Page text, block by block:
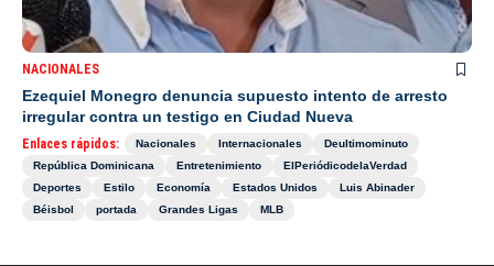
NACIONALES
Ezequiel Monegro denuncia supuesto intento de arresto
irregular contra un testigo en Ciudad Nueva
Enlaces rápidos: Nacionales Internacionales
Deultimominuto
República Dominicana
Entretenimiento
ElPeriódicodelaVerdad
Deportes
Estilo Economía Estados Unidos
Luis Abinader
Béisbol
portada Grandes Ligas MLB